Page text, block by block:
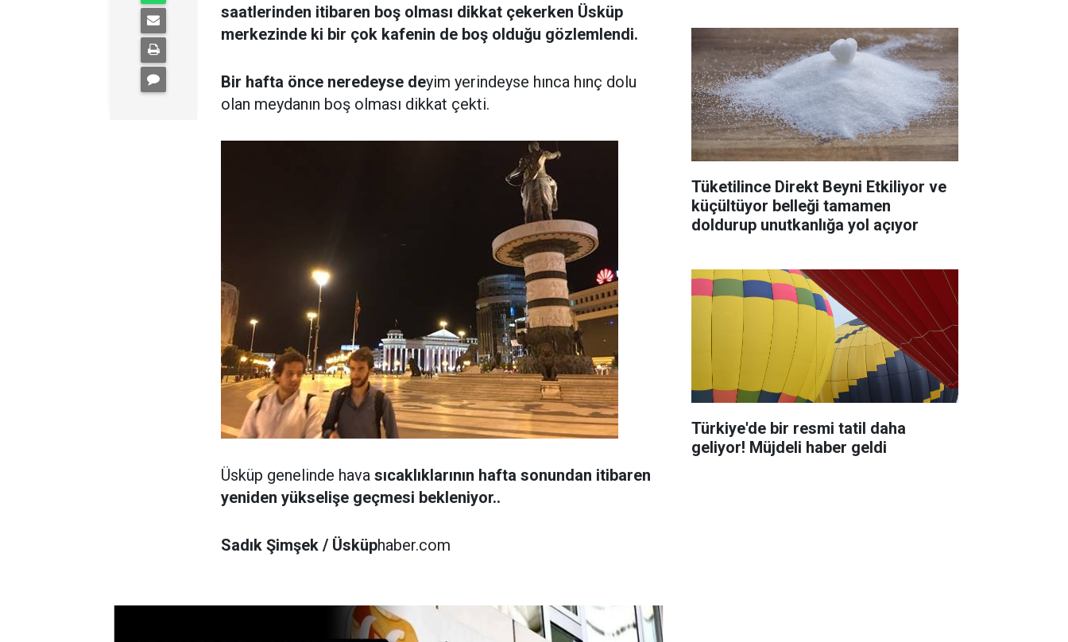
saatlerinden itibaren boş olması dikkat çekerken Üsküp
merkezinde ki bir çok kafenin de boş olduğu gözlemlendi.
Bir hafta önce neredeyse deyim yerindeyse hınca hınç dolu
olan meydanın boş olması dikkat çekti.
Üsküp genelinde hava sıcaklıklarının hafta sonundan itibaren
yeniden yükselişe geçmesi bekleniyor..
Sadık Şimşek / Üsküphaber.com
Tüketilince Direkt Beyni Etkiliyor ve
küçültüyor belleği tamamen
doldurup unutkanlığa yol açıyor
Türkiye'de bir resmi tatil daha
geliyor! Müjdeli haber geldi